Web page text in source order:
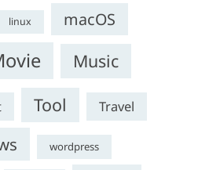
linux macOS
Music
Tool Travel
wordpress